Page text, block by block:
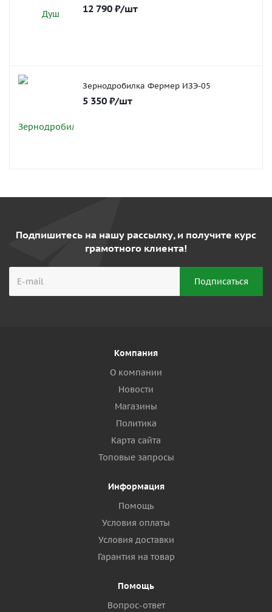
12 790 ₽/шт
Зернодробилка Фермер ИЗЭ-05
5 350 ₽/шт
Подпишитесь на нашу рассылку, и получите курс
грамотного клиента!
Компания
О компании
Новости
Магазины
Политика
Карта сайта
Топовые запросы
Информация
Помощь
Условия оплаты
Условия доставки
Гарантия на товар
Помощь
Вопрос-ответ